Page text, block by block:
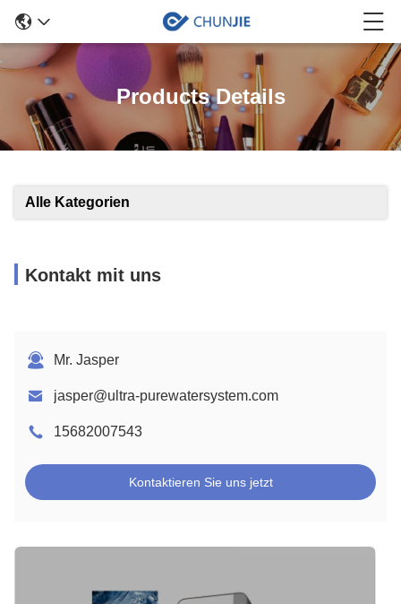
Products Details
Alle Kategorien
Kontakt mit uns
Mr. Jasper
jasper@ultra-purewatersystem.com
15682007543
Kontaktieren Sie uns jetzt